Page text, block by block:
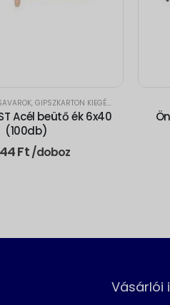
, GIPSZKARTON KIEGÉSZÍTŐK
Acél beütő ék 6x40
(100db)
Ft/doboz
Vásárlói